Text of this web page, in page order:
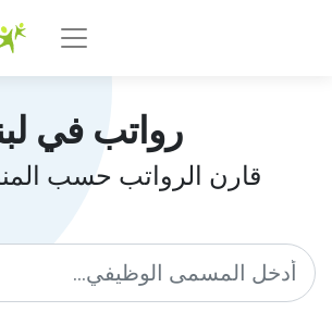
رواتب في لبنان
قارن الرواتب حسب